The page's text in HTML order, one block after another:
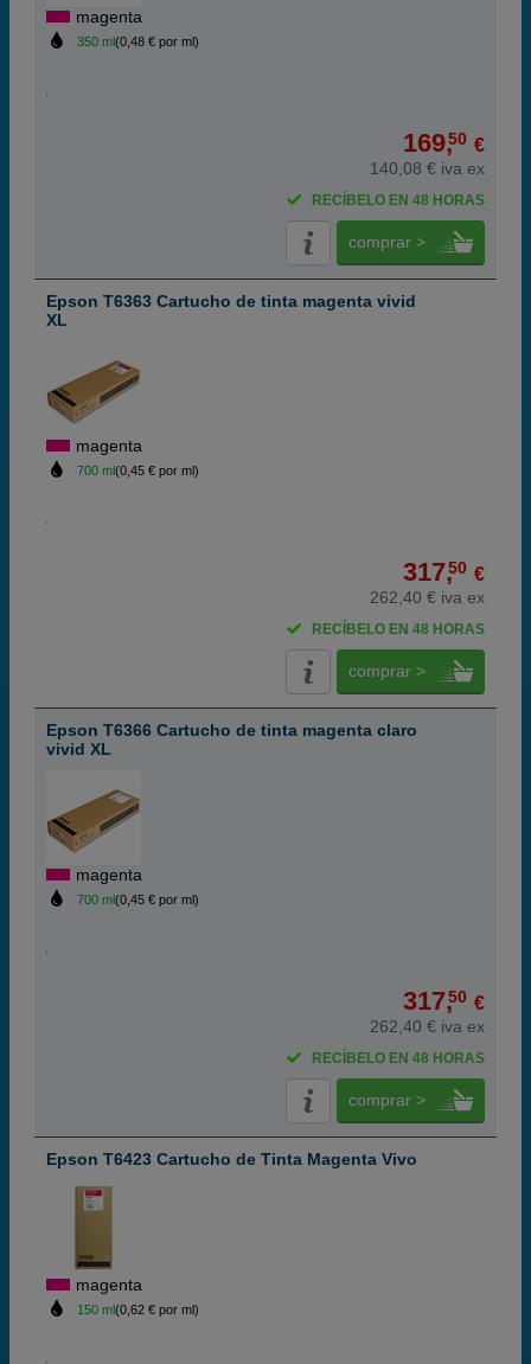
magenta
350 ml(0,48 € por ml)
169,50 €
140,08 € iva ex
RECÍBELO EN 48 HORAS
comprar >
Epson T6363 Cartucho de tinta magenta vivid
XL
magenta
700 ml(0,45 € por ml)
317,50 €
262,40 € iva ex
RECÍBELO EN 48 HORAS
comprar >
Epson T6366 Cartucho de tinta magenta claro
vivid XL
magenta
700 ml(0,45 € por ml)
317,50 €
262,40 € iva ex
RECÍBELO EN 48 HORAS
comprar >
Epson T6423 Cartucho de Tinta Magenta Vivo
magenta
150 ml(0,62 € por ml)